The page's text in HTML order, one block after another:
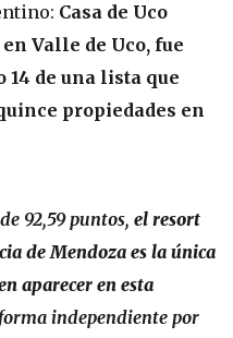
Casa de Uco
Valle de Uco, fue
14 de una lista que
propiedades en
92,59 puntos, el resort
de Mendoza es la única
aparecer en esta
independiente por